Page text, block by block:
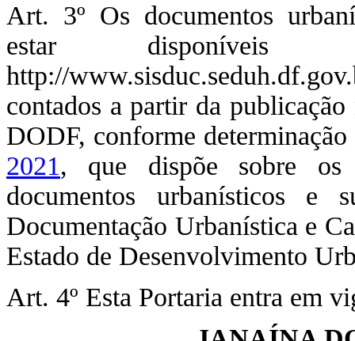
Art. 3º Os documentos
estar disponíveis
http://
contados a partir da
DODF, conforme
2021, que dispõe sobre os
documentos urbanísticos e
Documentação Urbanística e
Estado de Desenvolvimento
Art. 4º Esta Portaria entra em